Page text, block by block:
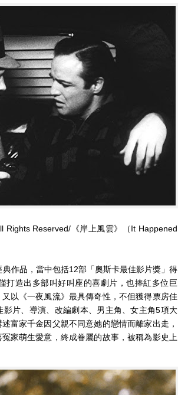
Rights Reserved/《岸上風雲》（It Happened
作品，當中包括12部「奧斯卡最佳影片獎」得
打造出多部叫好叫座的喜劇片，也捧紅多位巨
以《一夜風流》最具傳奇性，不但獲得票房佳
片、導演、改編劇本、男主角、女主角5項大
富家千金因父親不同意她的戀情而離家出走，
家萌生愛意，終成眷屬的故事，被稱為影史上